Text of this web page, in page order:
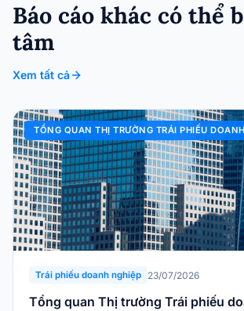
Báo cáo khác có thể
tâm
Xem tất cả
TỔNG QUAN THỊ TRƯỜNG TRÁI PHIẾU
Trái phiếu doanh nghiệp 23/07/2026
Tổng quan Thị trường Trái phiếu